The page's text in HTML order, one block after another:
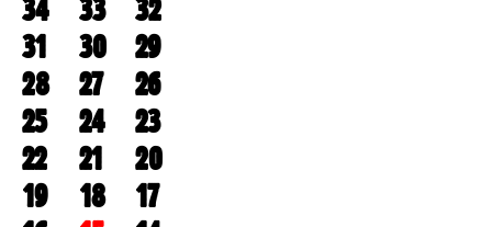
34
33
32
31
30
29
28
27
26
25
24
23
22
21
20
19
18
17